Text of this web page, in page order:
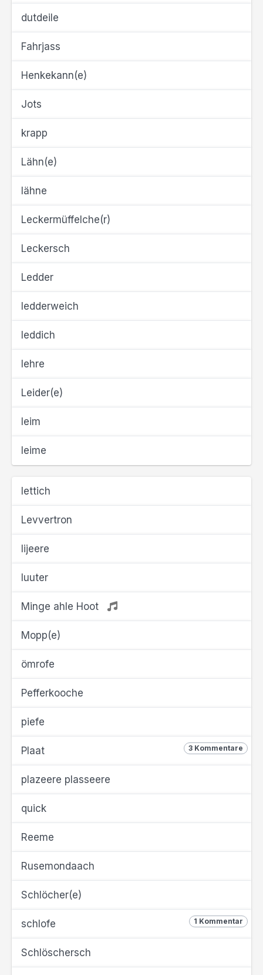
dutdeile
Fahrjass
Henkekann(e)
Jots
krapp
Lähn(e)
lähne
Leckermüffelche(r)
Leckersch
Ledder
ledderweich
leddich
lehre
Leider(e)
leim
leime
lettich
Levvertron
lijeere
luuter
Minge ahle Hoot
Mopp(e)
ömrofe
Pefferkooche
piefe
3 Kommentare
Plaat
plazeere plasseere
quick
Reeme
Rusemondaach
Schlöcher(e)
1 Kommentar
schlofe
Schlöschersch